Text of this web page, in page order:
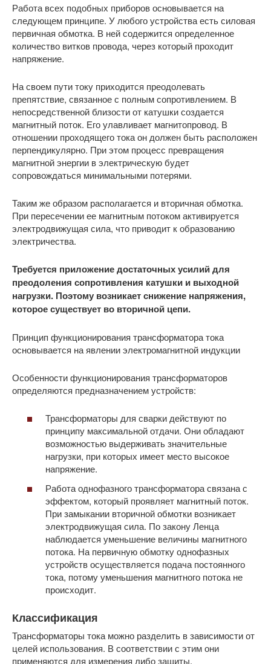
Работа всех подобных приборов основывается на
следующем принципе. У любого устройства есть силовая
первичная обмотка. В ней содержится определенное
количество витков провода, через который проходит
напряжение.
На своем пути току приходится преодолевать
препятствие, связанное с полным сопротивлением. В
непосредственной близости от катушки создается
магнитный поток. Его улавливает магнитопровод. В
отношении проходящего тока он должен быть расположен
перпендикулярно. При этом процесс превращения
магнитной энергии в электрическую будет
сопровождаться минимальными потерями.
Таким же образом располагается и вторичная обмотка.
При пересечении ее магнитным потоком активируется
электродвижущая сила, что приводит к образованию
электричества.
Требуется приложение достаточных усилий для
преодоления сопротивления катушки и выходной
нагрузки. Поэтому возникает снижение напряжения,
которое существует во вторичной цепи.
Принцип функционирования трансформатора тока
основывается на явлении электромагнитной индукции
Особенности функционирования трансформаторов
определяются предназначением устройств:
Трансформаторы для сварки действуют по
принципу максимальной отдачи. Они обладают
возможностью выдерживать значительные
нагрузки, при которых имеет место высокое
напряжение.
Работа однофазного трансформатора связана с
эффектом, который проявляет магнитный поток.
При замыкании вторичной обмотки возникает
электродвижущая сила. По закону Ленца
наблюдается уменьшение величины магнитного
потока. На первичную обмотку однофазных
устройств осуществляется подача постоянного
тока, потому уменьшения магнитного потока не
происходит.
Классификация
Трансформаторы тока можно разделить в зависимости от
целей использования. В соответствии с этим они
применяются для измерения либо защиты.